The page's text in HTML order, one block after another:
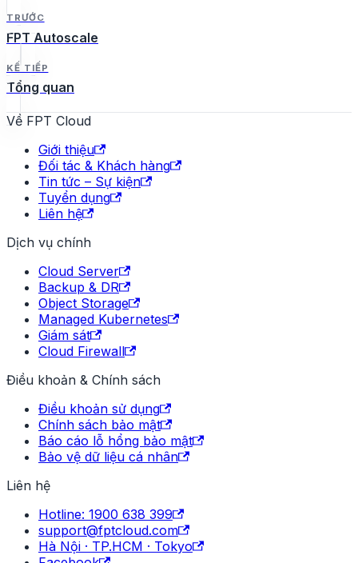
TRƯỚC
FPT Autoscale
KẾ TIẾP
Tổng quan
Về FPT Cloud
Giới thiệu
Đối tác & Khách hàng
Tin tức – Sự kiện
Tuyển dụng
Liên hệ
Dịch vụ chính
Cloud Server
Backup & DR
Object Storage
Managed Kubernetes
Giám sát
Cloud Firewall
Điều khoản & Chính sách
Điều khoản sử dụng
Chính sách bảo mật
Báo cáo lỗ hổng bảo mật
Bảo vệ dữ liệu cá nhân
Liên hệ
Hotline: 1900 638 399
support@fptcloud.com
Hà Nội · TP.HCM · Tokyo